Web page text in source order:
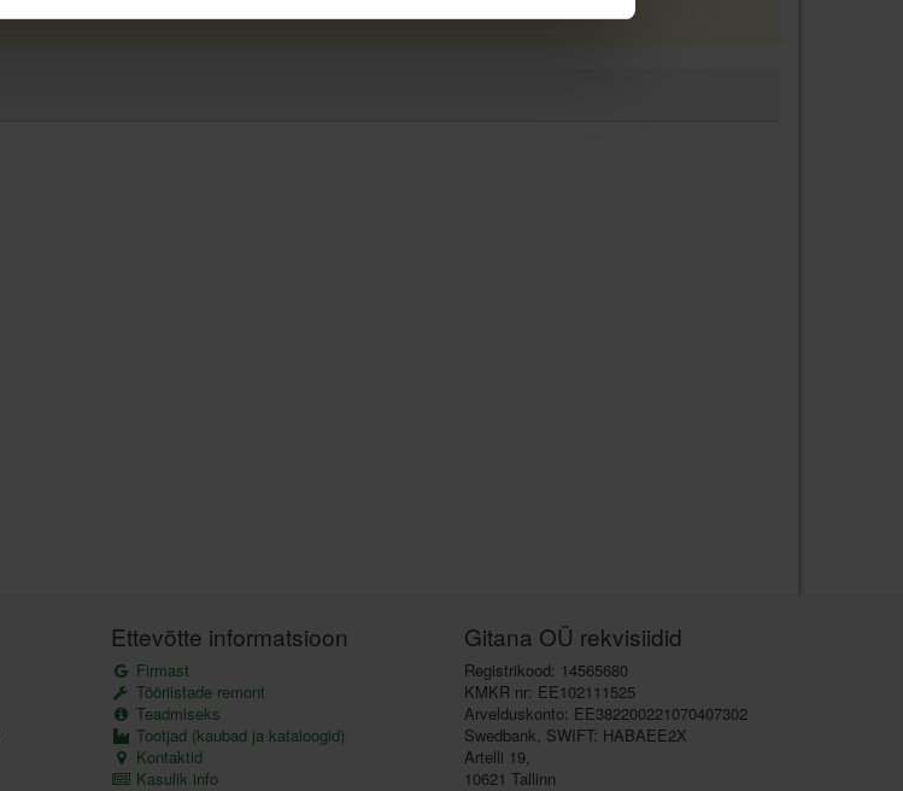
Ettevõtte informatsioon
Firmast
Tööriistade remont
Teadmiseks
Tootjad (kaubad ja kataloogid)
Kontaktid
Kasulik info
Gitana OÜ rekvisiidid
Registrikood: 14565680
KMKR nr: EE102111525
Arvelduskonto: EE382200221070407302
Swedbank, SWIFT: HABAEE2X
Artelli 19,
10621 Tallinn